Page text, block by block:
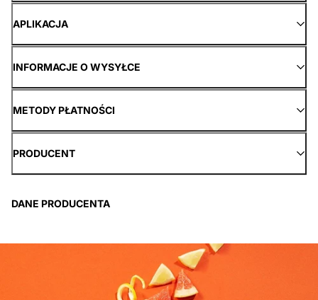
APLIKACJA
INFORMACJE O WYSYŁCE
METODY PŁATNOŚCI
PRODUCENT
DANE PRODUCENTA